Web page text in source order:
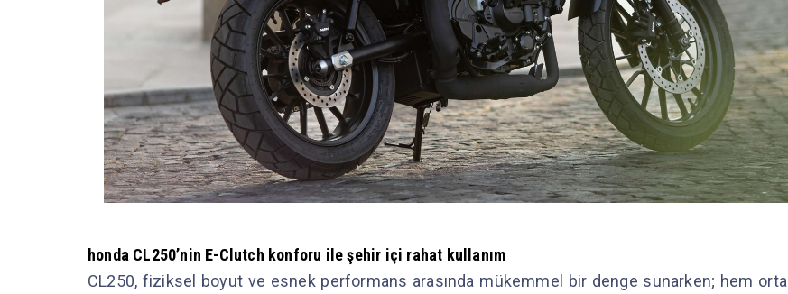
honda CL250’nin E-Clutch konforu ile şehir içi rahat kullanım
CL250, fiziksel boyut ve esnek performans arasında mükemmel bir denge sunarken; hem orta